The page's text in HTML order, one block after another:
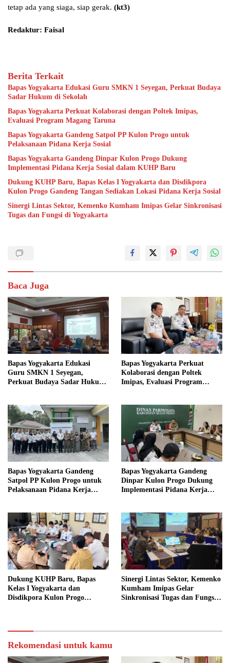
tetap ada yang siaga, siap gerak. (kt3)
Redaktur: Faisal
Berita Terkait
Bapas Yogyakarta Edukasi Guru SMKN 1 Seyegan, Perkuat Budaya
Sadar Hukum di Sekolah
Bapas Yogyakarta Perkuat Kolaborasi dengan Poltek Imipas,
Evaluasi Program Magang Taruna
Bapas Yogyakarta Gandeng Satpol PP Kulon Progo untuk
Pelaksanaan Pidana Kerja Sosial
Bapas Yogyakarta Gandeng Dinpar Kulon Progo Dukung
Implementasi Pidana Kerja Sosial dalam KUHP Baru
Dukung KUHP Baru, Bapas Kelas I Yogyakarta dan Disdikpora
Kulon Progo Gandeng Tangan Sediakan Lokasi Pidana Kerja Sosial
Sinergi Lintas Sektor, Kemenko Kumham Imipas Gelar Sinkronisasi
Tugas dan Fungsi di Yogyakarta
Baca Juga
Bapas Yogyakarta Edukasi
Guru SMKN 1 Seyegan,
Perkuat Budaya Sadar Hukum
Bapas Yogyakarta Perkuat
Kolaborasi dengan Poltek
Imipas, Evaluasi Program
Bapas Yogyakarta Gandeng
Satpol PP Kulon Progo untuk
Pelaksanaan Pidana Kerja
Bapas Yogyakarta Gandeng
Dinpar Kulon Progo Dukung
Implementasi Pidana Kerja
Dukung KUHP Baru, Bapas
Kelas I Yogyakarta dan
Disdikpora Kulon Progo
Sinergi Lintas Sektor, Kemenko
Kumham Imipas Gelar
Sinkronisasi Tugas dan Fungsi
Rekomendasi untuk kamu